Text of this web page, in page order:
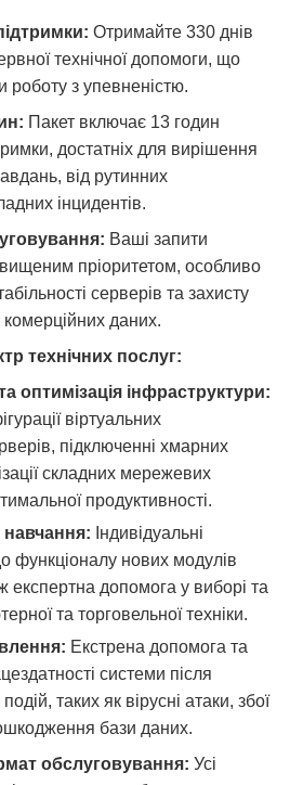
Отримайте 330 днів
технічної допомоги, що
роботу з упевненістю.
Пакет включає 13 годин
достатніх для вирішення
від рутинних
інцидентів.
Ваші запити
пріоритетом, особливо
серверів та захисту
даних.
технічних послуг:
оптимізація інфраструктури:
віртуальних
підключенні хмарних
складних мережевих
продуктивності.
навчання: Індивідуальні
функціоналу нових модулів
експертна допомога у виборі та
та торговельної техніки.
Екстрена допомога та
системи після
таких як вірусні атаки, збої
бази даних.
обслуговування: Усі